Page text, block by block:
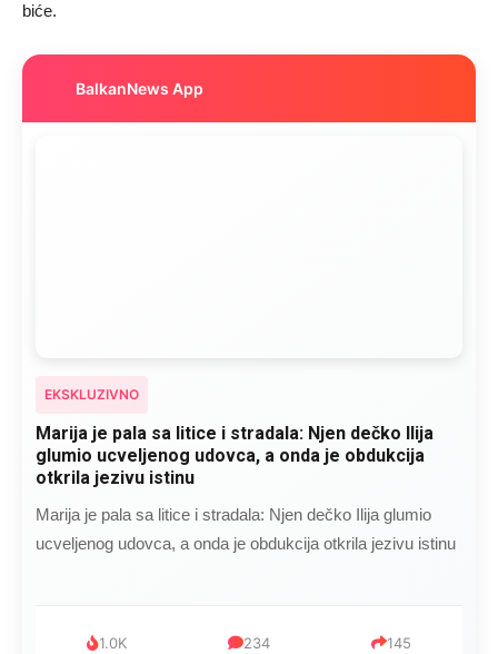
biće.
BalkanNews App
EKSKLUZIVNO
Marija je pala sa litice i stradala: Njen dečko Ilija
glumio ucveljenog udovca, a onda je obdukcija
otkrila jezivu istinu
Marija je pala sa litice i stradala: Njen dečko Ilija glumio
ucveljenog udovca, a onda je obdukcija otkrila jezivu istinu
1.0K 234 145